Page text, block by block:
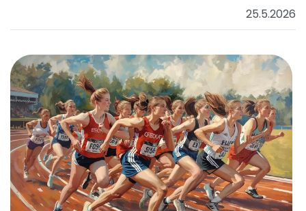
25.5.2026